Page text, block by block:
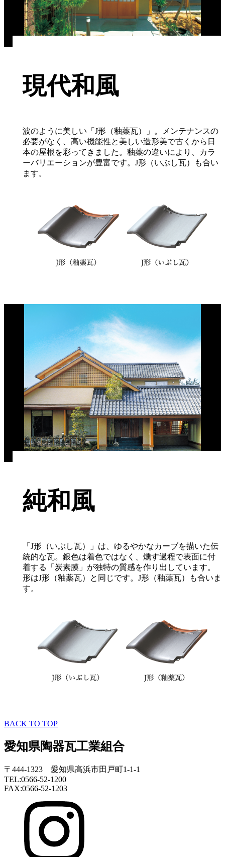
現代和風
波のように美しい「J形（釉薬瓦）」。メンテナンスの
必要がなく、高い機能性と美しい造形美で古くから日
本の屋根を彩ってきました。釉薬の違いにより、カラ
ーバリエーションが豊富です。J形（いぶし瓦）も合い
ます。
純和風
「J形（いぶし瓦）」は、ゆるやかなカーブを描いた伝
統的な瓦。銀色は着色ではなく、燻す過程で表面に付
着する「炭素膜」が独特の質感を作り出しています。
形はJ形（釉薬瓦）と同じです。J形（釉薬瓦）も合いま
す。
BACK TO TOP
愛知県陶器瓦工業組合
〒444-1323 愛知県高浜市田戸町1-1-1
TEL:0566-52-1200
FAX:0566-52-1203